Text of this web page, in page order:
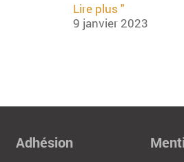
Lire plus "
9 janvier 2023
Adhésion